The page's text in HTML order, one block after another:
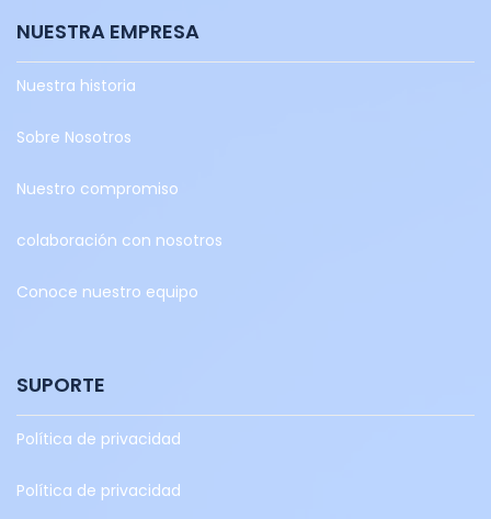
NUESTRA EMPRESA
Nuestra historia
Sobre Nosotros
Nuestro compromiso
colaboración con nosotros
Conoce nuestro equipo
SUPORTE
Política de privacidad
Política de privacidad